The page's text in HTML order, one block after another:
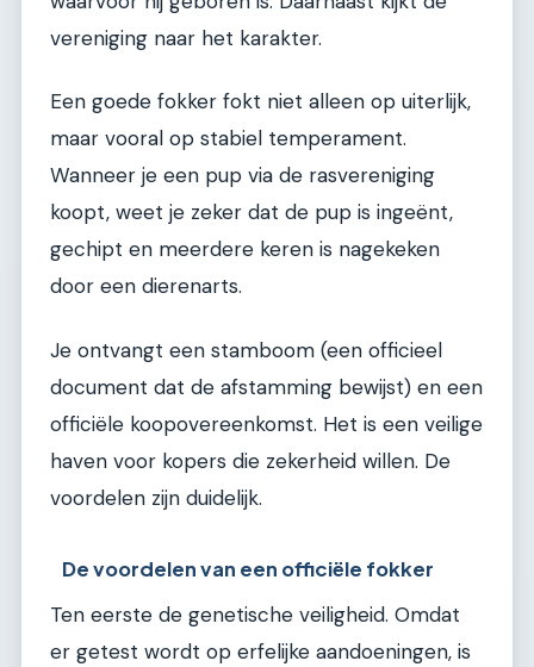
vereniging naar het karakter.
Een goede fokker fokt niet alleen op uiterlijk,
maar vooral op stabiel temperament.
Wanneer je een pup via de rasvereniging
koopt, weet je zeker dat de pup is ingeënt,
gechipt en meerdere keren is nagekeken
door een dierenarts.
Je ontvangt een stamboom (een officieel
document dat de afstamming bewijst) en een
officiële koopovereenkomst. Het is een veilige
haven voor kopers die zekerheid willen. De
voordelen zijn duidelijk.
De voordelen van een officiële fokker
Ten eerste de genetische veiligheid. Omdat
er getest wordt op erfelijke aandoeningen, is